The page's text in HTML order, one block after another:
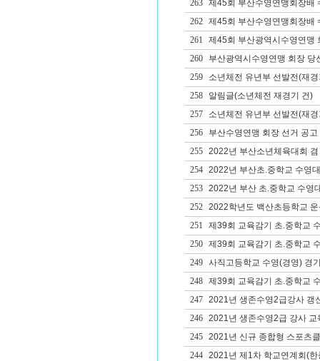
263
제45회 부산수영연맹회장배
262
제45회 부산수영연맹회장배
261
제45회 부산광역시수영연맹
260
부산광역시수영연맹 회장 당
259
소년체전 유년부 선발전(재
258
알림글(소년체전 재경기 건)
257
소년체전 유년부 선발전(재
256
부산수영연맹 회장 선거 공고
255
2022년 부산소년체육대회
254
2022년 부산초.중학교 수영
253
2022년 부산 초.중학교 수영
252
2022학년도 백산초등학교
251
제39회 교육감기 초.중학교
250
제39회 교육감기 초.중학교
249
사직고등학교 수영(경영) 경
248
제39회 교육감기 초.중학교
247
2021년 생존수영2급강사 갱
246
2021년 생존수영2급 강사 교
245
2021년 신규 종합형 스포츠
244
2021년 제1차 학교연계회(